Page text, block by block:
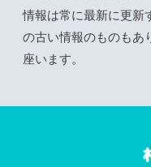
情報は常に最新に更新
の古い情報のものもあ
座います。